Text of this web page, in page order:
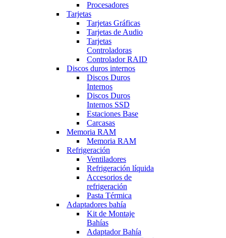
Procesadores
Tarjetas
Tarjetas Gráficas
Tarjetas de Audio
Tarjetas
Controladoras
Controlador RAID
Discos duros internos
Discos Duros
Internos
Discos Duros
Internos SSD
Estaciones Base
Carcasas
Memoria RAM
Memoria RAM
Refrigeración
Ventiladores
Refrigeración líquida
Accesorios de
refrigeración
Pasta Térmica
Adaptadores bahía
Kit de Montaje
Bahías
Adaptador Bahía